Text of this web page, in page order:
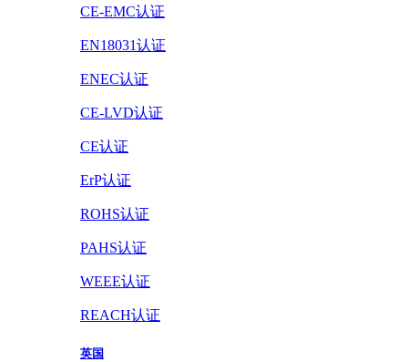
CE-EMC认证
EN18031认证
ENEC认证
CE-LVD认证
CE认证
ErP认证
ROHS认证
PAHS认证
WEEE认证
REACH认证
英国